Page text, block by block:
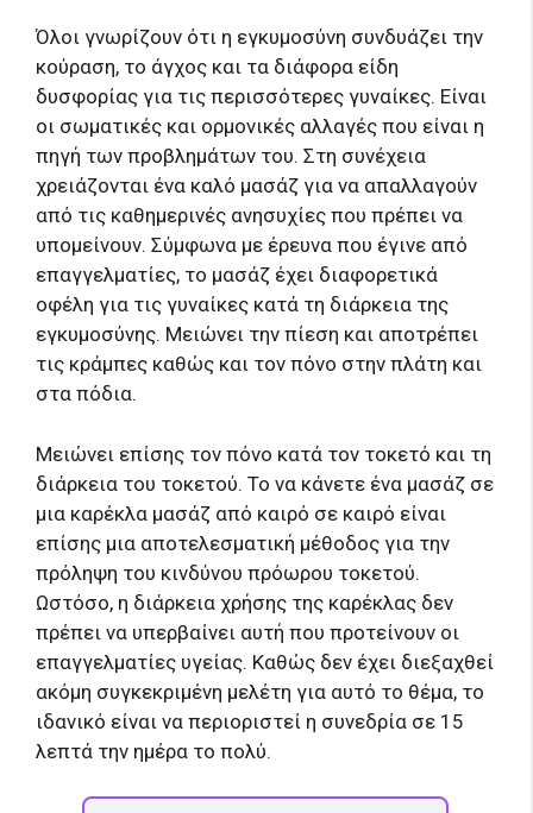
Όλοι γνωρίζουν ότι η εγκυμοσύνη συνδυάζει την
κούραση, το άγχος και τα διάφορα είδη
δυσφορίας για τις περισσότερες γυναίκες. Είναι
οι σωματικές και ορμονικές αλλαγές που είναι η
πηγή των προβλημάτων του. Στη συνέχεια
χρειάζονται ένα καλό μασάζ για να απαλλαγούν
από τις καθημερινές ανησυχίες που πρέπει να
υπομείνουν. Σύμφωνα με έρευνα που έγινε από
επαγγελματίες, το μασάζ έχει διαφορετικά
οφέλη για τις γυναίκες κατά τη διάρκεια της
εγκυμοσύνης. Μειώνει την πίεση και αποτρέπει
τις κράμπες καθώς και τον πόνο στην πλάτη και
στα πόδια.
Μειώνει επίσης τον πόνο κατά τον τοκετό και τη
διάρκεια του τοκετού. Το να κάνετε ένα μασάζ σε
μια καρέκλα μασάζ από καιρό σε καιρό είναι
επίσης μια αποτελεσματική μέθοδος για την
πρόληψη του κινδύνου πρόωρου τοκετού.
Ωστόσο, η διάρκεια χρήσης της καρέκλας δεν
πρέπει να υπερβαίνει αυτή που προτείνουν οι
επαγγελματίες υγείας. Καθώς δεν έχει διεξαχθεί
ακόμη συγκεκριμένη μελέτη για αυτό το θέμα, το
ιδανικό είναι να περιοριστεί η συνεδρία σε 15
λεπτά την ημέρα το πολύ.